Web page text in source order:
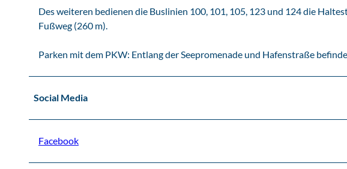
Des weiteren bedienen die Buslinien 100, 101, 105, 123 und 124 die
Fußweg (260 m).
Parken mit dem PKW: Entlang der Seepromenade und Hafenstraße
Social Media
Facebook